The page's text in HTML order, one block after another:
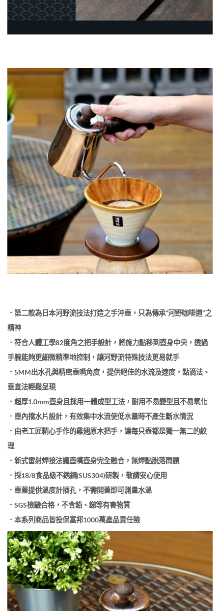
．第二款為日本河野流技法打造之手沖壺，只為傳承”河野咖啡道”之
精神
．符合人體工學82度角之把手設計，將施力點移到壺身中央，透過
手腕能夠更細微精準地控制，讓河野流特殊技法更易就手
．5MM出水孔與精密壺嘴角度，提供絕佳的水流及速度，點滴法、
垂直法輕鬆呈現
．超厚1.0mm壺身且採用一體成型工法，耐用不易變型且不易氧化
．壺內擋水片設計，有效集中水流使低水量時不產生斷水情況
．由老工匠精心手作的雞翅原木把手，讓每只壺都是獨一無二的紋
理
．新式雷射焊接法讓壺嘴壺身完全融合，無焊點脫落問題
．採18/8食品級不銹鋼(SUS304)研製，敬請安心使用
．壺蓋提供溫度計插孔，不需開蓋即可測量水溫
．SGS檢驗合格，不含鉛、銻等有害物質
．本系列商品皆投保富邦1000萬產品責任險